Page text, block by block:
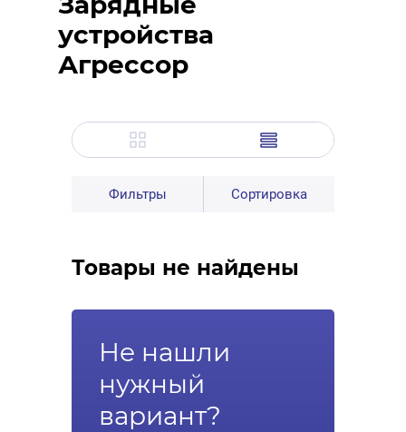
устройства
Агрессор
Фильтры Сортировка
Товары не найдены
Не нашли
нужный
вариант?